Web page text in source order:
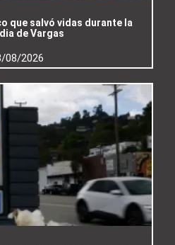
que salvó vidas durante la
de Vargas
08/2026